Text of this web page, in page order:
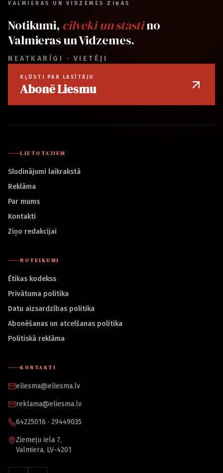
VALMIERAS UN VIDZEMES ZIŅAS
Notikumi, cilvēki un stāstino
Valmieras un Vidzemes.
NEATKARĪGI · VIETĒJI
KĻŪSTI PAR LASĪTĀJU
Abonē Liesmu
LIETOTĀJIEM
Sludinājumi laikrakstā
Reklāma
Par mums
Kontakti
Ziņo redakcijai
NOTEIKUMI
Ētikas kodekss
Privātuma politika
Datu aizsardzības politika
Abonēšanas un atcelšanas politika
Politiskā reklāma
KONTAKTI
eliesma@eliesma.lv
reklama@eliesma.lv
64225016 · 29449035
Ziemeļu iela 7,
Valmiera, LV-4201